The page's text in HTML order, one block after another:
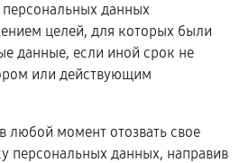
данных
целей, для которых были
данные, если иной срок не
или действующим
любой момент отозвать свое
персональных данных, направив